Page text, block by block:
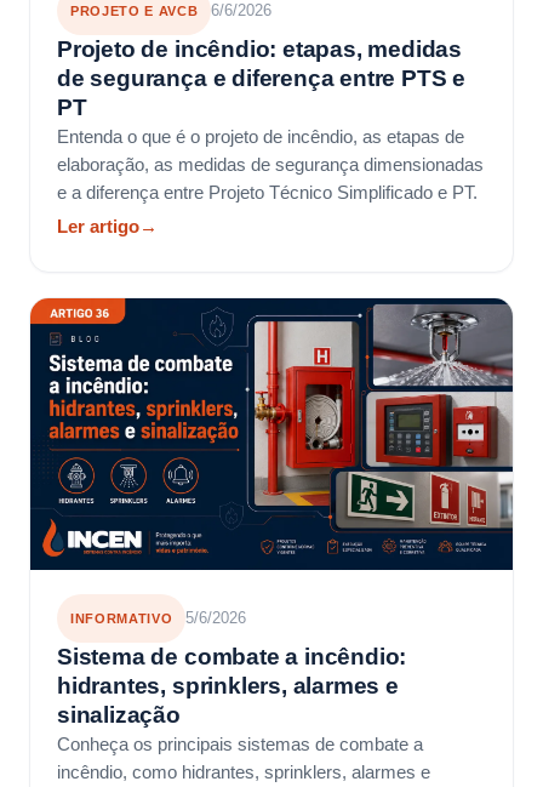
PROJETO E AVCB 6/6/2026
Projeto de incêndio: etapas, medidas
de segurança e diferença entre PTS e
PT
Entenda o que é o projeto de incêndio, as etapas de
elaboração, as medidas de segurança dimensionadas
e a diferença entre Projeto Técnico Simplificado e PT.
Ler artigo→
INFORMATIVO 5/6/2026
Sistema de combate a incêndio:
hidrantes, sprinklers, alarmes e
sinalização
Conheça os principais sistemas de combate a
incêndio, como hidrantes, sprinklers, alarmes e